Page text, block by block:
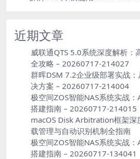
近期文章
威联通QTS 5.0系统深度解析：
全攻略 – 20260717-214027
群晖DSM 7.2企业级部署实战
决方案 – 20260717-214004
极空间ZOS智能NAS系统实战
搭建指南 – 20260717-214015
macOS Disk Arbitration框架深
载管理与自动识别机制全指南
极空间ZOS智能NAS系统实战
搭建指南 – 20260717-134041